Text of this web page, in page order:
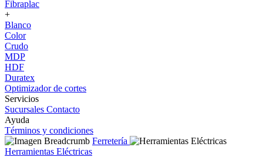
Fibraplac
+
Blanco
Color
Crudo
MDP
HDF
Duratex
Optimizador de cortes
Servicios
Sucursales Contacto
Ayuda
Términos y condiciones
Ferretería
Herramientas Eléctricas